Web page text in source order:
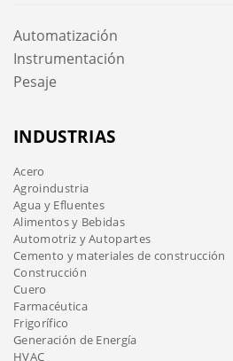
Automatización
Instrumentación
Pesaje
INDUSTRIAS
Acero
Agroindustria
Agua y Efluentes
Alimentos y Bebidas
Automotriz y Autopartes
Cemento y materiales de construcción
Construcción
Cuero
Farmacéutica
Frigorífico
Generación de Energía
HVAC